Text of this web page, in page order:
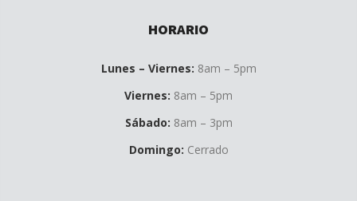
HORARIO
Lunes – Viernes: 8am – 5pm
Viernes: 8am – 5pm
Sábado: 8am – 3pm
Domingo: Cerrado